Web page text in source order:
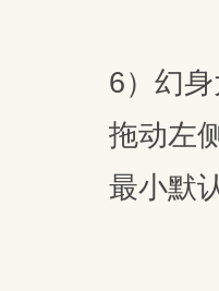
6）幻
拖动左
最小默